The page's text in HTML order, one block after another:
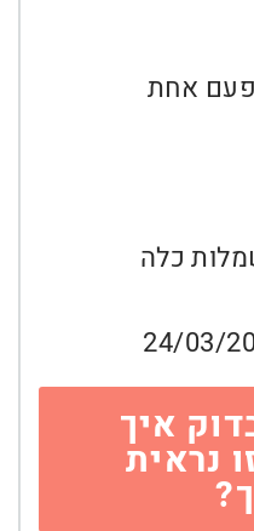
אחת
כלה
24/03/
איך
נראית